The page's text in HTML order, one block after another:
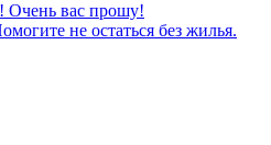
Очень вас прошу!
не остаться без жилья.